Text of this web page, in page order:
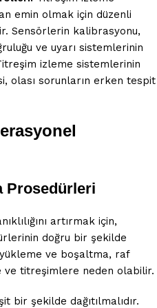
emin olmak için düzenli
Sensörlerin kalibrasyonu,
ve uyarı sistemlerinin
izleme sistemlerinin
olası sorunların erken tespit
Prosedürleri
artırmak için,
doğru bir şekilde
yükleme ve boşaltma, raf
titreşimlere neden olabilir.
bir şekilde dağıtılmalıdır.